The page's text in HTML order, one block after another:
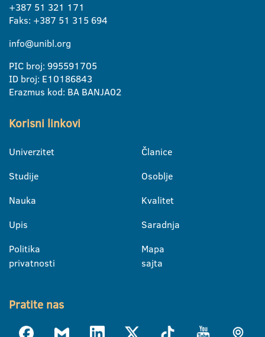
+387 51 321 171
Faks: +387 51 315 694
info@unibl.org
PIC broj: 995591705
ID broj: E10186843
Erazmus kod: BA BANJA02
Korisni linkovi
Univerzitet
Studije
Nauka
Upis
Politika
privatnosti
Članice
Osoblje
Kvalitet
Saradnja
Mapa
sajta
Pratite nas